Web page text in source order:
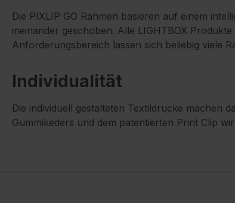
Die PIXLIP GO Rahmen basieren auf einem
ineinander geschoben. Alle LIGHTBOX
Anforderungsbereich lassen sich beliebig viele
Individualität
Die individuell gestalteten Textildrucke machen
Gummikeders und dem patentierten Print Clip